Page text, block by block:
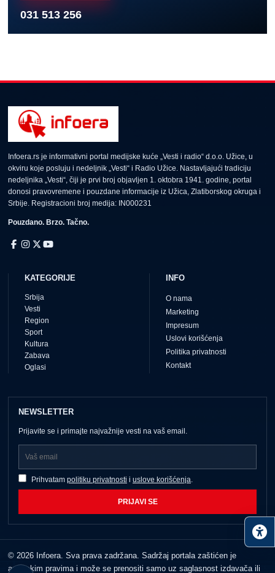
031 513 256
Infoera.rs je informativni portal medijske kuće „Vesti i radio“ d.o.o. Užice, u
okviru koje posluju i nedeljnik „Vesti“ i Radio Užice. Nastavljajući tradiciju
nedeljnika „Vesti“, čiji je prvi broj objavljen 1. oktobra 1941. godine, portal
donosi pravovremene i pouzdane informacije iz Užica, Zlatiborskog okruga i
Srbije. Registracioni broj medija: IN000231
Pouzdano. Brzo. Tačno.
KATEGORIJE
Srbija
Vesti
Region
Sport
Kultura
Zabava
Oglasi
INFO
O nama
Marketing
Impresum
Uslovi korišćenja
Politika privatnosti
Kontakt
NEWSLETTER
Prijavite se i primajte najvažnije vesti na vaš email.
Prihvatam politiku privatnosti i uslove korišćenja
PRIJAVI SE
© 2026 Infoera. Sva prava zadržana. Sadržaj portala zaštićen je
autorskim pravima i može se prenositi samo uz saglasnost izdavača ili